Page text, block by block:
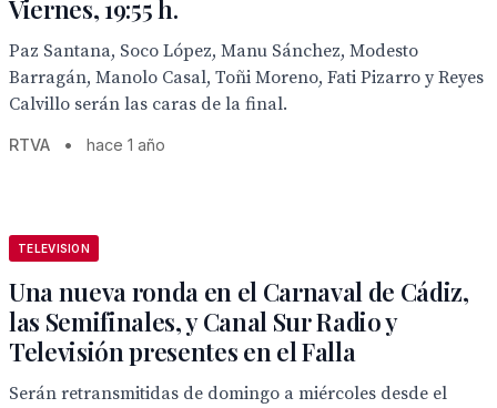
Viernes, 19:55 h.
Paz Santana, Soco López, Manu Sánchez, Modesto
Barragán, Manolo Casal, Toñi Moreno, Fati Pizarro y Reyes
Calvillo serán las caras de la final.
RTVA • hace 1 año
TELEVISION
Una nueva ronda en el Carnaval de Cádiz,
las Semifinales, y Canal Sur Radio y
Televisión presentes en el Falla
Serán retransmitidas de domingo a miércoles desde el